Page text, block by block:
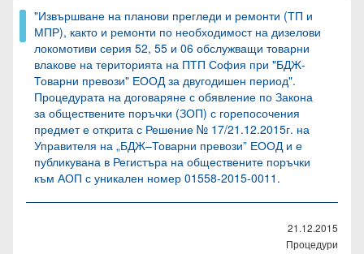
"Извършване на планови прегледи и ремонти (ТП и
МПР), както и ремонти по необходимост на дизелови
локомотиви серия 52, 55 и 06 обслужващи товарни
влакове на територията на ПТП София при "БДЖ-
Товарни превози" ЕООД за двугодишен период".
Процедурата на договаряне с обявление по Закона
за обществените поръчки (ЗОП) с горепосочения
предмет е открита с Решение № 17/21.12.2015г. на
Управителя на „БДЖ–Товарни превози” ЕООД и е
публикувана в Регистъра на обществените поръчки
към АОП с уникален номер 01558-2015-0011.
21.12.2015
Процедури